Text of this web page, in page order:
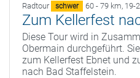
Radtour schwer 60 - 79 km, 19-
Zum Kellerfest
Diese Tour wird in
Obermain durchgeführt.
zum Kellerfest Ebnet und
nach Bad Staffelstein.